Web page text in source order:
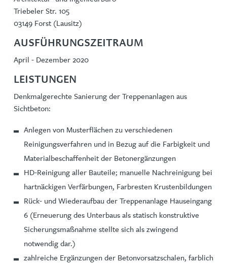
Triebeler Str. 105
03149 Forst (Lausitz)
AUSFÜHRUNGSZEITRAUM
April - Dezember 2020
LEISTUNGEN
Denkmalgerechte Sanierung der Treppenanlagen aus
Sichtbeton:
Anlegen von Musterflächen zu verschiedenen
Reinigungsverfahren und in Bezug auf die Farbigkeit und
Materialbeschaffenheit der Betonergänzungen
HD-Reinigung aller Bauteile; manuelle Nachreinigung bei
hartnäckigen Verfärbungen, Farbresten Krustenbildungen
Rück- und Wiederaufbau der Treppenanlage Hauseingang
6 (Erneuerung des Unterbaus als statisch konstruktive
Sicherungsmaßnahme stellte sich als zwingend
notwendig dar.)
zahlreiche Ergänzungen der Betonvorsatzschalen, farblich